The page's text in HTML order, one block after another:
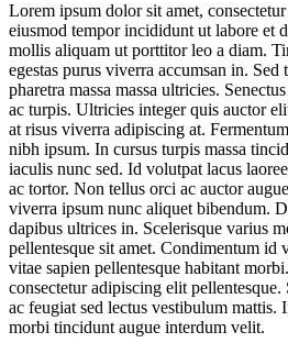
Lorem ipsum dolor sit amet,
eiusmod tempor incididunt ut labore et
mollis aliquam ut porttitor leo a diam.
egestas purus viverra accumsan in. Sed
pharetra massa massa ultricies.
ac turpis. Ultricies integer quis auctor
at risus viverra adipiscing at.
nibh ipsum. In cursus turpis massa
iaculis nunc sed. Id volutpat lacus
ac tortor. Non tellus orci ac auctor
viverra ipsum nunc aliquet bibendum.
dapibus ultrices in. Scelerisque varius
pellentesque sit amet. Condimentum id
vitae sapien pellentesque habitant
consectetur adipiscing elit
ac feugiat sed lectus vestibulum
morbi tincidunt augue interdum velit.